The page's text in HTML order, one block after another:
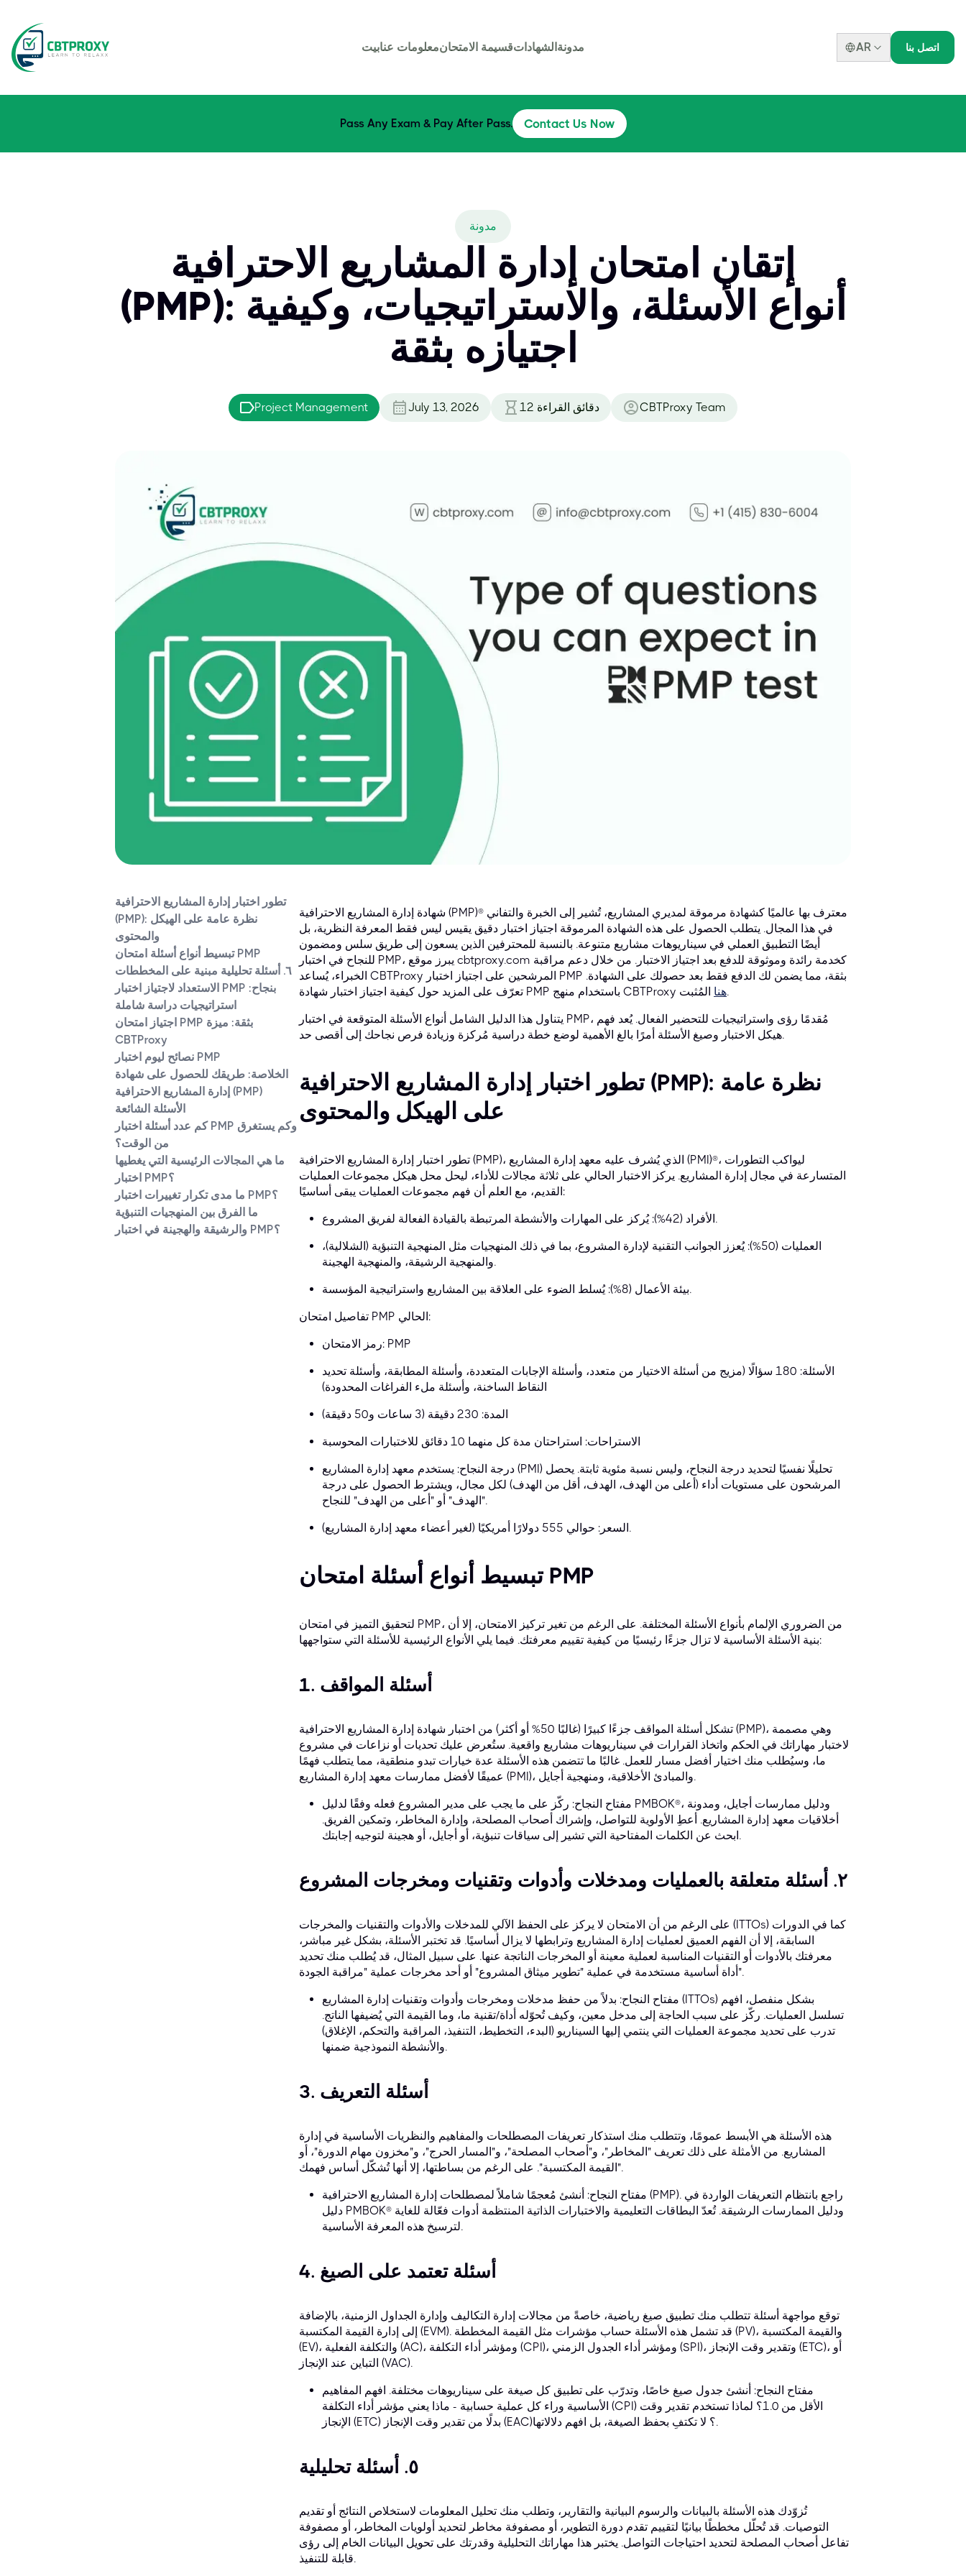
بيتمعلومات عناقسيمة الامتحانالشهاداتمدونة AR اتصل بنا
Pass Any Exam & Pay After Pass. Contact Us Now
مدونة
إتقان امتحان إدارة المشاريع الاحترافية
(PMP): أنواع الأسئلة، والاستراتيجيات، وكيفية
اجتيازه بثقة
Project Management July 13, 2026 12 دقائق القراءة CBTProxy Team
تطور اختبار إدارة المشاريع الاحترافية
(PMP): نظرة عامة على الهيكل
والمحتوى
تبسيط أنواع أسئلة امتحان PMP
٦. أسئلة تحليلية مبنية على المخططات
الاستعداد لاجتياز اختبار PMP بنجاح:
استراتيجيات دراسة شاملة
اجتياز امتحان PMP بثقة: ميزة
CBTProxy
نصائح ليوم اختبار PMP
الخلاصة: طريقك للحصول على شهادة
إدارة المشاريع الاحترافية (PMP)
الأسئلة الشائعة
كم عدد أسئلة اختبار PMP وكم يستغرق
من الوقت؟
ما هي المجالات الرئيسية التي يغطيها
اختبار PMP؟
ما مدى تكرار تغييرات اختبار PMP؟
ما الفرق بين المنهجيات التنبؤية
والرشيقة والهجينة في اختبار PMP؟
شهادة إدارة المشاريع الاحترافية (PMP)® معترف بها عالميًا كشهادة مرموقة لمديري المشاريع، تُشير إلى الخبرة والتفاني
في هذا المجال. يتطلب الحصول على هذه الشهادة المرموقة اجتياز اختبار دقيق يقيس ليس فقط المعرفة النظرية، بل
أيضًا التطبيق العملي في سيناريوهات مشاريع متنوعة. بالنسبة للمحترفين الذين يسعون إلى طريق سلس ومضمون
للنجاح في اختبار PMP، يبرز موقع cbtproxy.com كخدمة رائدة وموثوقة للدفع بعد اجتياز الاختبار. من خلال دعم مراقبة
الخبراء، يُساعد CBTProxy المرشحين على اجتياز اختبار PMP بثقة، مما يضمن لك الدفع فقط بعد حصولك على الشهادة.
هنا.
يتناول هذا الدليل الشامل أنواع الأسئلة المتوقعة في اختبار PMP، مُقدمًا رؤى واستراتيجيات للتحضير الفعال. يُعد فهم
هيكل الاختبار وصيغ الأسئلة أمرًا بالغ الأهمية لوضع خطة دراسية مُركزة وزيادة فرص نجاحك إلى أقصى حد.
تطور اختبار إدارة المشاريع الاحترافية (PMP): نظرة عامة
على الهيكل والمحتوى
تطور اختبار إدارة المشاريع الاحترافية (PMP)، الذي يُشرف عليه معهد إدارة المشاريع (PMI)®، ليواكب التطورات
المتسارعة في مجال إدارة المشاريع. يركز الاختبار الحالي على ثلاثة مجالات للأداء، ليحل محل هيكل مجموعات العمليات
القديم، مع العلم أن فهم مجموعات العمليات يبقى أساسيًا:
الأفراد (42%): يُركز على المهارات والأنشطة المرتبطة بالقيادة الفعالة لفريق المشروع.
العمليات (50%): يُعزز الجوانب التقنية لإدارة المشروع، بما في ذلك المنهجيات مثل المنهجية التنبؤية (الشلالية)،
والمنهجية الرشيقة، والمنهجية الهجينة.
بيئة الأعمال (8%): يُسلط الضوء على العلاقة بين المشاريع واستراتيجية المؤسسة.
تفاصيل امتحان PMP الحالي:
رمز الامتحان: PMP
الأسئلة: 180 سؤالًا (مزيج من أسئلة الاختيار من متعدد، وأسئلة الإجابات المتعددة، وأسئلة المطابقة، وأسئلة تحديد
النقاط الساخنة، وأسئلة ملء الفراغات المحدودة)
المدة: 230 دقيقة (3 ساعات و50 دقيقة)
الاستراحات: استراحتان مدة كل منهما 10 دقائق للاختبارات المحوسبة
درجة النجاح: يستخدم معهد إدارة المشاريع (PMI) تحليلًا نفسيًا لتحديد درجة النجاح، وليس نسبة مئوية ثابتة. يحصل
المرشحون على مستويات أداء (أعلى من الهدف، الهدف، أقل من الهدف) لكل مجال، ويشترط الحصول على درجة
"الهدف" أو "أعلى من الهدف" للنجاح.
السعر: حوالي 555 دولارًا أمريكيًا (لغير أعضاء معهد إدارة المشاريع).
تبسيط أنواع أسئلة امتحان PMP
لتحقيق التميز في امتحان PMP، من الضروري الإلمام بأنواع الأسئلة المختلفة. على الرغم من تغير تركيز الامتحان، إلا أن
بنية الأسئلة الأساسية لا تزال جزءًا رئيسيًا من كيفية تقييم معرفتك. فيما يلي الأنواع الرئيسية للأسئلة التي ستواجهها:
1. أسئلة المواقف
تشكل أسئلة المواقف جزءًا كبيرًا (غالبًا 50% أو أكثر) من اختبار شهادة إدارة المشاريع الاحترافية (PMP)، وهي مصممة
لاختبار مهاراتك في الحكم واتخاذ القرارات في سيناريوهات مشاريع واقعية. ستُعرض عليك تحديات أو نزاعات في مشروع
ما، وسيُطلب منك اختيار أفضل مسار للعمل. غالبًا ما تتضمن هذه الأسئلة عدة خيارات تبدو منطقية، مما يتطلب فهمًا
عميقًا لأفضل ممارسات معهد إدارة المشاريع (PMI)، والمبادئ الأخلاقية، ومنهجية أجايل.
مفتاح النجاح: ركّز على ما يجب على مدير المشروع فعله وفقًا لدليل PMBOK®، ودليل ممارسات أجايل، ومدونة
أخلاقيات معهد إدارة المشاريع. أعطِ الأولوية للتواصل، وإشراك أصحاب المصلحة، وإدارة المخاطر، وتمكين الفريق.
ابحث عن الكلمات المفتاحية التي تشير إلى سياقات تنبؤية، أو أجايل، أو هجينة لتوجيه إجابتك.
٢. أسئلة متعلقة بالعمليات ومدخلات وأدوات وتقنيات ومخرجات المشروع
على الرغم من أن الامتحان لا يركز على الحفظ الآلي للمدخلات والأدوات والتقنيات والمخرجات (ITTOs) كما في الدورات
السابقة، إلا أن الفهم العميق لعمليات إدارة المشاريع وترابطها لا يزال أساسيًا. قد تختبر الأسئلة، بشكل غير مباشر،
معرفتك بالأدوات أو التقنيات المناسبة لعملية معينة أو المخرجات الناتجة عنها. على سبيل المثال، قد يُطلب منك تحديد
أداة أساسية مستخدمة في عملية "تطوير ميثاق المشروع" أو أحد مخرجات عملية "مراقبة الجودة".
مفتاح النجاح: بدلاً من حفظ مدخلات ومخرجات وأدوات وتقنيات إدارة المشاريع (ITTOs) بشكل منفصل، افهم
تسلسل العمليات. ركّز على سبب الحاجة إلى مدخل معين، وكيف تُحوّله أداة/تقنية ما، وما القيمة التي يُضيفها الناتج.
تدرب على تحديد مجموعة العمليات التي ينتمي إليها السيناريو (البدء، التخطيط، التنفيذ، المراقبة والتحكم، الإغلاق)
والأنشطة النموذجية ضمنها.
3. أسئلة التعريف
هذه الأسئلة هي الأبسط عمومًا، وتتطلب منك استذكار تعريفات المصطلحات والمفاهيم والنظريات الأساسية في إدارة
المشاريع. من الأمثلة على ذلك تعريف "المخاطر"، و"أصحاب المصلحة"، و"المسار الحرج"، و"مخزون مهام الدورة"، أو
"القيمة المكتسبة". على الرغم من بساطتها، إلا أنها تُشكّل أساس فهمك.
مفتاح النجاح: أنشئ مُعجمًا شاملاً لمصطلحات إدارة المشاريع الاحترافية (PMP). راجع بانتظام التعريفات الواردة في
دليل PMBOK® ودليل الممارسات الرشيقة. تُعدّ البطاقات التعليمية والاختبارات الذاتية المنتظمة أدوات فعّالة للغاية
لترسيخ هذه المعرفة الأساسية.
4. أسئلة تعتمد على الصيغ
توقع مواجهة أسئلة تتطلب منك تطبيق صيغ رياضية، خاصةً من مجالات إدارة التكاليف وإدارة الجداول الزمنية، بالإضافة
إلى إدارة القيمة المكتسبة (EVM). قد تشمل هذه الأسئلة حساب مؤشرات مثل القيمة المخططة (PV)، والقيمة المكتسبة
(EV)، والتكلفة الفعلية (AC)، ومؤشر أداء التكلفة (CPI)، ومؤشر أداء الجدول الزمني (SPI)، وتقدير وقت الإنجاز (ETC)، أو
التباين عند الإنجاز (VAC).
مفتاح النجاح: أنشئ جدول صيغ خاصًا، وتدرّب على تطبيق كل صيغة على سيناريوهات مختلفة. افهم المفاهيم
الأساسية وراء كل عملية حسابية - ماذا يعني مؤشر أداء التكلفة (CPI) الأقل من 1.0؟ لماذا تستخدم تقدير وقت
الإنجاز (ETC) بدلًا من تقدير وقت الإنجاز (EAC)؟ لا تكتفِ بحفظ الصيغة، بل افهم دلالاتها.
٥. أسئلة تحليلية
تُزوّدك هذه الأسئلة بالبيانات والرسوم البيانية والتقارير، وتطلب منك تحليل المعلومات لاستخلاص النتائج أو تقديم
التوصيات. قد تُحلّل مخططًا بيانيًا لتقييم تقدم دورة التطوير، أو مصفوفة مخاطر لتحديد أولويات المخاطر، أو مصفوفة
تفاعل أصحاب المصلحة لتحديد احتياجات التواصل. يختبر هذا مهاراتك التحليلية وقدرتك على تحويل البيانات الخام إلى رؤى
قابلة للتنفيذ.